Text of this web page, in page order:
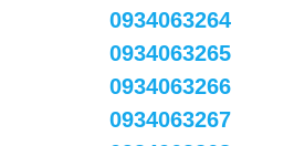
0934063264
0934063265
0934063266
0934063267